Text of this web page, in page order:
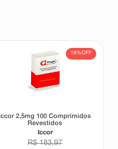
19%OFF
Iccor 2,5mg 100 Comprimidos
Revestidos
Iccor
R$ 183,97